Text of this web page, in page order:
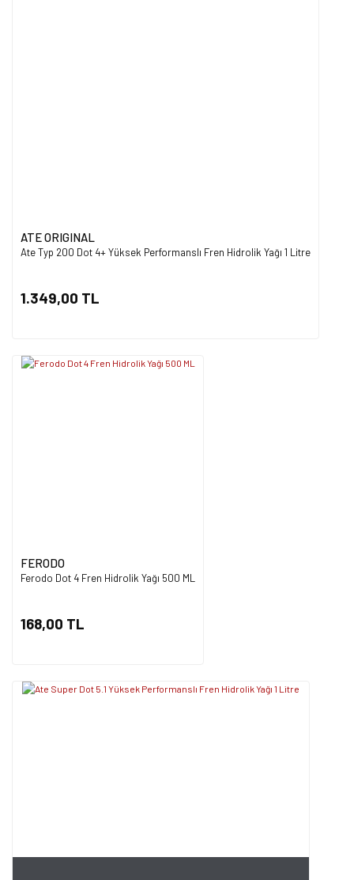
ATE ORIGINAL
Ate Typ 200 Dot 4+ Yüksek Performanslı Fren Hidrolik Yağı 1 Litre
1.349,00 TL
FERODO
Ferodo Dot 4 Fren Hidrolik Yağı 500 ML
168,00 TL